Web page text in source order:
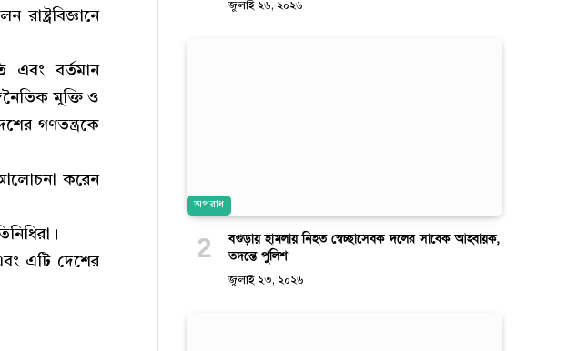
এবং বর্তমান
মুক্তি ও
গণতন্ত্রকে
আলোচনা করেন
এটি দেশের
জুলাই ২৬, ২০২৬
অপরাধ
বগুড়ায় হামলায় নিহত স্বেচ্ছাসেবক দলের সাবেক আহ্বায়ক,
তদন্তে পুলিশ
জুলাই ২৩, ২০২৬